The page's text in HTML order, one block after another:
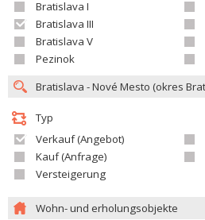
Bratislava I
Bratislava III
Bratislava V
Pezinok
Typ
Verkauf (Angebot)
Kauf (Anfrage)
Versteigerung
Wohn- und erholungsobjekte